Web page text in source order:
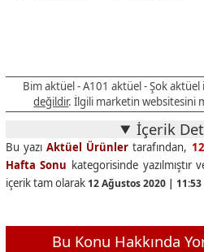
Bim aktüel - A101 aktüel - Şok aktüel
değildir. İlgili marketin websitesini
İçerik
Bu yazıAktüel Ürünler tarafından,
Hafta Sonu kategorisinde yazılmıştır
içerik tam olarak 12 Ağustos 2020 | 11:53
Bu Konu Hakkında